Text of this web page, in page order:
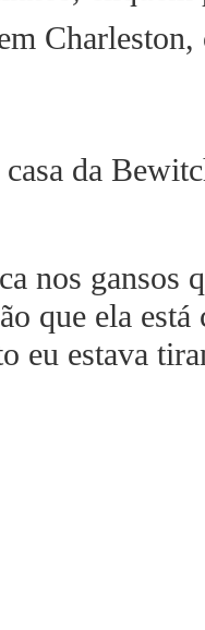
da
nos gansos
que ela
eu estava